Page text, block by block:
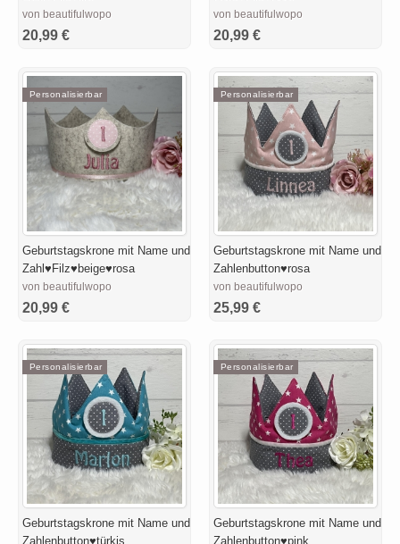
von beautifulwopo
20,99 €
von beautifulwopo
20,99 €
Personalisierbar
Geburtstagskrone mit Name und
Zahl♥Filz♥beige♥rosa
von beautifulwopo
20,99 €
Personalisierbar
Geburtstagskrone mit Name und
Zahlenbutton♥rosa
von beautifulwopo
25,99 €
Personalisierbar
Geburtstagskrone mit Name und
Zahlenbutton♥türkis
Personalisierbar
Geburtstagskrone mit Name und
Zahlenbutton♥pink